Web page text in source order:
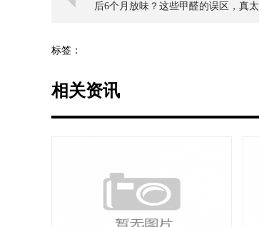
后6个月放味？这些甲醛的误区，真太
标签：
相关资讯